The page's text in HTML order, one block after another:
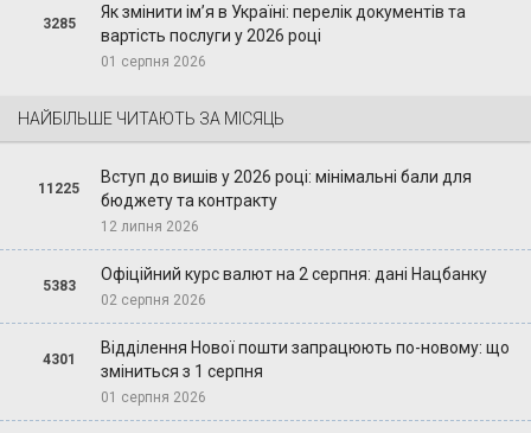
3285
Як змінити ім’я в Україні: перелік документів та
вартість послуги у 2026 році
01 серпня 2026
НАЙБІЛЬШЕ ЧИТАЮТЬ ЗА МІСЯЦЬ
11225
Вступ до вишів у 2026 році: мінімальні бали для
бюджету та контракту
12 липня 2026
5383
Офіційний курс валют на 2 серпня: дані Нацбанку
02 серпня 2026
4301
Відділення Нової пошти запрацюють по-новому: що
зміниться з 1 серпня
01 серпня 2026